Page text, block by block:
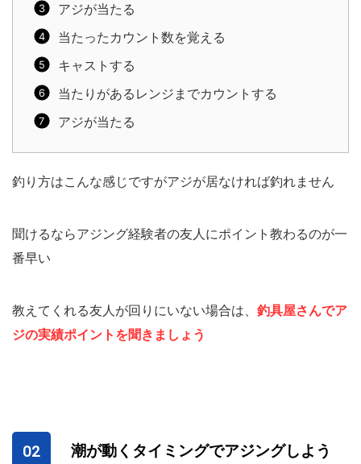
アジが当たる
当たったカウント数を覚える
キャストする
当たりがあるレンジまでカウントする
アジが当たる
釣り方はこんな感じですがアジが居なければ釣れません
聞けるならアジング経験者の友人にポイント教わるのが一
番早い
教えてくれる友人が回りにいない場合は、 釣具屋さんでア
ジの実績ポイントを聞きましょう
潮が動くタイミングでアジングしよう